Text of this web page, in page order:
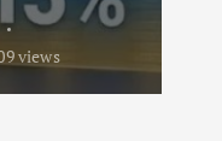
416 views